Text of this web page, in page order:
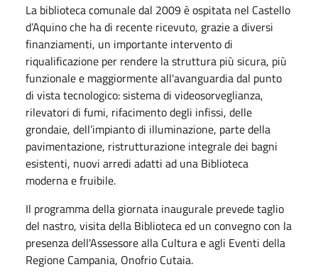
La biblioteca comunale dal 2009 è ospitata nel Castello
d’Aquino che ha di recente ricevuto, grazie a diversi
finanziamenti, un importante intervento di
riqualificazione per rendere la struttura più sicura, più
funzionale e maggiormente all'avanguardia dal punto
di vista tecnologico: sistema di videosorveglianza,
rilevatori di fumi, rifacimento degli infissi, delle
grondaie, dell’impianto di illuminazione, parte della
pavimentazione, ristrutturazione integrale dei bagni
esistenti, nuovi arredi adatti ad una Biblioteca
moderna e fruibile.
Il programma della giornata inaugurale prevede taglio
del nastro, visita della Biblioteca ed un convegno con la
presenza dell'Assessore alla Cultura e agli Eventi della
Regione Campania, Onofrio Cutaia.